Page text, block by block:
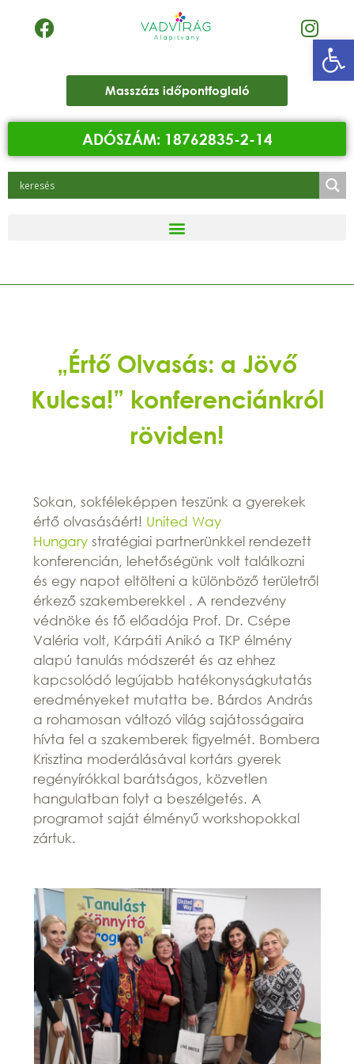
Masszázs időpontfoglaló
ADÓSZÁM: 18762835-2-14
„Értő Olvasás: a Jövő
Kulcsa!” konferenciánkról
röviden!
Sokan, sokféleképpen teszünk a gyerekek
értő olvasásáért! United Way
Hungary stratégiai partnerünkkel rendezett
konferencián, lehetőségünk volt találkozni
és egy napot eltölteni a különböző területről
érkező szakemberekkel . A rendezvény
védnöke és fő előadója Prof. Dr. Csépe
Valéria volt, Kárpáti Anikó a TKP élmény
alapú tanulás módszerét és az ehhez
kapcsolódó legújabb hatékonyságkutatás
eredményeket mutatta be. Bárdos András
a rohamosan változó világ sajátosságaira
hívta fel a szakemberek figyelmét. Bombera
Krisztina moderálásával kortárs gyerek
regényírókkal barátságos, közvetlen
hangulatban folyt a beszélgetés. A
programot saját élményű workshopokkal
zártuk.